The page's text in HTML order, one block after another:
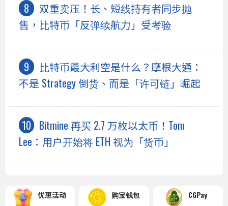
双重卖压！长、短线持有者同步抛
售，比特币「反弹续航力」受考验
比特币最大利空是什么？摩根大通：
不是 Strategy 倒货、而是「许可链」崛起
Bitmine 再买 2.7 万枚以太币！Tom
Lee：用户开始将 ETH 视为「货币」
优惠活动 购宝钱包 CGPay